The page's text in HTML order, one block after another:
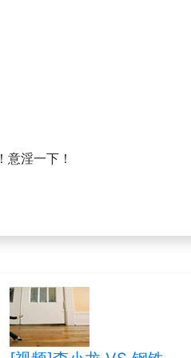
淫一下！